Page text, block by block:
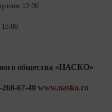
12.00
общества «НАСКО»
67-40 www.nasko.ru